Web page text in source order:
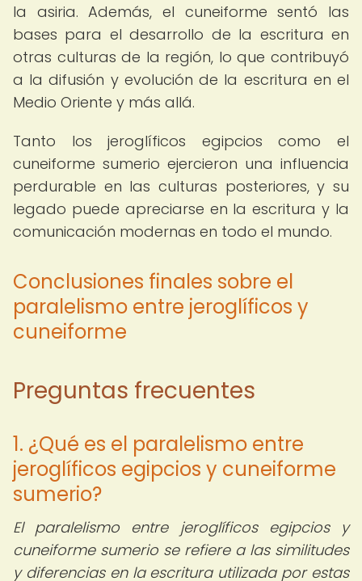
la asiria. Además, el cuneiforme sentó las
bases para el desarrollo de la escritura en
otras culturas de la región, lo que contribuyó
a la difusión y evolución de la escritura en el
Medio Oriente y más allá.
Tanto los jeroglíficos egipcios como el
cuneiforme sumerio ejercieron una influencia
perdurable en las culturas posteriores, y su
legado puede apreciarse en la escritura y la
comunicación modernas en todo el mundo.
Conclusiones finales sobre el
paralelismo entre jeroglíficos y
cuneiforme
Preguntas frecuentes
1. ¿Qué es el paralelismo entre
jeroglíficos egipcios y cuneiforme
sumerio?
El paralelismo entre jeroglíficos egipcios y
cuneiforme sumerio se refiere a las similitudes
y diferencias en la escritura utilizada por estas